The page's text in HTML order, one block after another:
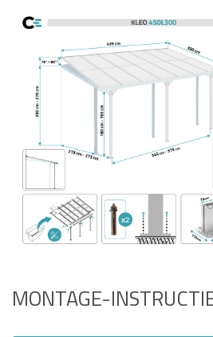
MONTAGE-